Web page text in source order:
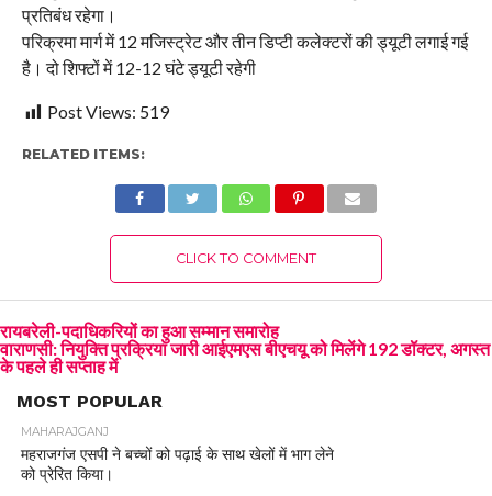
प्रतिबंध रहेगा।
परिक्रमा मार्ग में 12 मजिस्ट्रेट और तीन डिप्टी कलेक्टरों की ड्यूटी लगाई गई
है। दो शिफ्टों में 12-12 घंटे ड्यूटी रहेगी
Post Views: 519
RELATED ITEMS:
CLICK TO COMMENT
रायबरेली-पदाधिकरियों का हुआ सम्मान समारोह
वाराणसी: नियुक्ति प्रक्रिया जारी आईएमएस बीएचयू को मिलेंगे 192 डॉक्टर, अगस्त
के पहले ही सप्ताह में
MOST POPULAR
MAHARAJGANJ
महराजगंज एसपी ने बच्चों को पढ़ाई के साथ खेलों में भाग लेने
को प्रेरित किया।